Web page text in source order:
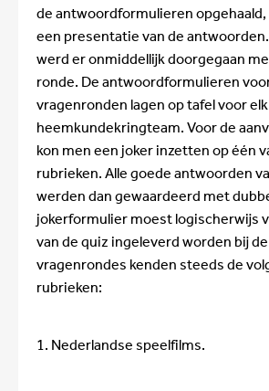
de antwoordformulieren
een presentatie van de
werd er onmiddellijk doorgegaan
ronde. De antwoordformulieren
vragenronden lagen op tafel voor
heemkundekringteam. Voor de
kon men een joker inzetten op één
rubrieken. Alle goede antwoorden
werden dan gewaardeerd met
jokerformulier moest logischerwijs
van de quiz ingeleverd worden bij
vragenrondes kenden steeds de
rubrieken:
1. Nederlandse speelfilms.